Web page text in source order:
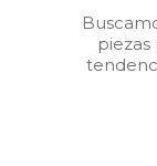
piezas